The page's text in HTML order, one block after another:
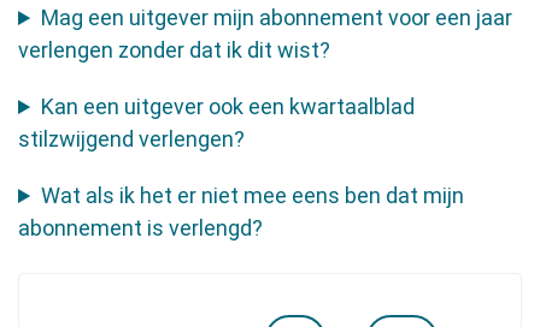
Mag een uitgever mijn abonnement voor een jaar
verlengen zonder dat ik dit wist?
Kan een uitgever ook een kwartaalblad
stilzwijgend verlengen?
Wat als ik het er niet mee eens ben dat mijn
abonnement is verlengd?